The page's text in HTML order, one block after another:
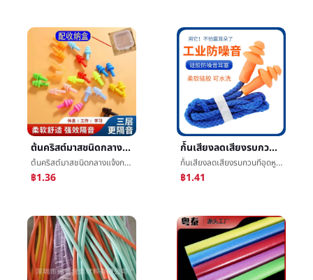
ต้นคริสต์มาสชนิดกลางแจ้งการดำน้ำว่ายน้ำกันน้ำยางทำจากซิลิคอนทีอุดหูกันนำหรือเสียงนอนหลับการเรียนรู้ต่อต้านสัญญาณรบกวนก้ันเสียงหล่นเสียงทีอุดหูกันนำหรือเสียง
ต้นคริสต์มาสชนิดกลางแจ้งการดำน้ำว่ายน้ำกันน้ำยางทำจากซิลิคอนทีอุดหูกันนำหรือเสียงนอนหลับการเรียนรู้ต่อต้านสัญญาณรบกวนก้ันเสียงหล่นเสียงทีอุดหูกันนำหรือเสียง
฿1.36
ก้ันเสียงลดเสียงรบกวนทีอุดหูกันนำหรือเสียงทำงานนอนหลับการเรียนรู้ยางทำจากซิลิคอนว่ายน้ำกันน้ำอุตสาหกรรมป้องกันทีอุดหูกันนำหรือเสียงต่อต้านสัญญาณรบกวนทีอุดหูกันนำหรือเสียง
ก้ันเสียงลดเสียงรบกวนทีอุดหูกันนำหรือเสียงทำงานนอนหลับการเรียนรู้ยางทำจากซิลิคอนว่ายน้ำกันน้ำอุตสาหกรรมป้องกันทีอุดหูกันนำหรือเสียงต่อต้านสัญญาณรบกวนทีอุดหูกันนำหรือเสียง
฿1.41